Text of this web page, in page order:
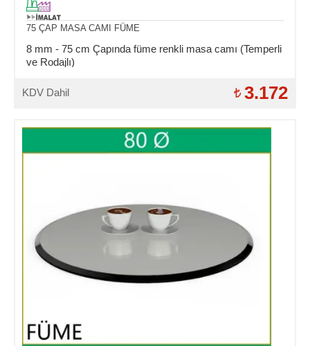
75 ÇAP MASA CAMI FÜME
8 mm - 75 cm Çapında füme renkli masa camı (Temperli
ve Rodajlı)
KDV Dahil 3.172